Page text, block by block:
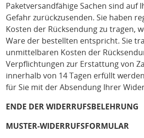
Paketversandfähige Sachen sind auf
Gefahr zurückzusenden. Sie haben
Kosten der Rücksendung zu tragen,
Ware der bestellten entspricht. Sie
unmittelbaren Kosten der
Verpflichtungen zur Erstattung von
innerhalb von 14 Tagen erfüllt
für Sie mit der Absendung Ihrer
ENDE DER WIDERRUFSBELEHRUNG
MUSTER-WIDERRUFSFORMULAR